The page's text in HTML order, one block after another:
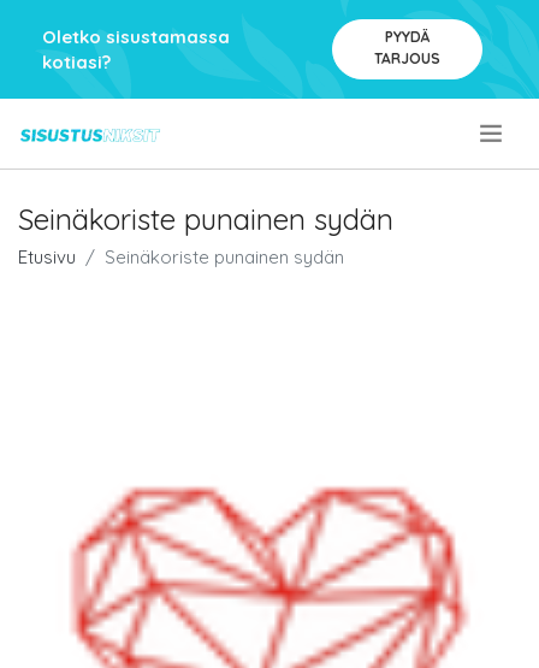
Oletko sisustamassa
kotiasi?
PYYDÄ
TARJOUS
Seinäkoriste punainen sydän
Etusivu Seinäkoriste punainen sydän